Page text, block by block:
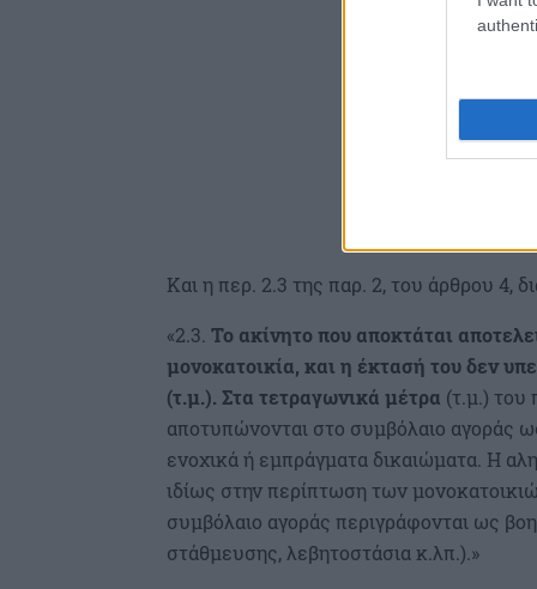
Και η περ. 2.3 της παρ. 2, του άρθρου 4,
«2.3. Το ακίνητο που αποκτάται
μονοκατοικία, και η έκτασή του δεν
(τ.μ.). Στα τετραγωνικά μέτρα (τ.μ.) του
αποτυπώνονται στο συμβόλαιο αγοράς
ενοχικά ή εμπράγματα δικαιώματα. Η
ιδίως στην περίπτωση των
συμβόλαιο αγοράς περιγράφονται ως
στάθμευσης, λεβητοστάσια κ.λπ.).»